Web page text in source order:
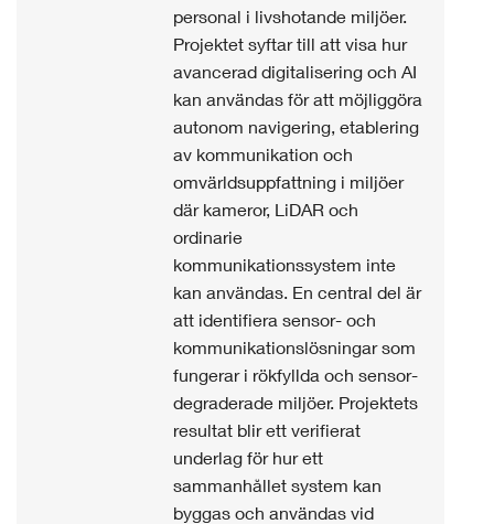
personal i livshotande miljöer.
Projektet syftar till att visa hur
avancerad digitalisering och AI
kan användas för att möjliggöra
autonom navigering, etablering
av kommunikation och
omvärldsuppfattning i miljöer
där kameror, LiDAR och
ordinarie
kommunikationssystem inte
kan användas. En central del är
att identifiera sensor- och
kommunikationslösningar som
fungerar i rökfyllda och sensor-
degraderade miljöer. Projektets
resultat blir ett verifierat
underlag för hur ett
sammanhållet system kan
byggas och användas vid